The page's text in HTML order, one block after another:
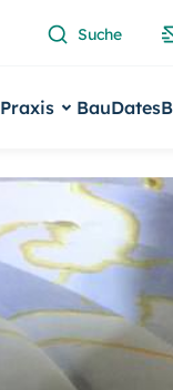
Suche
Praxis BauDates